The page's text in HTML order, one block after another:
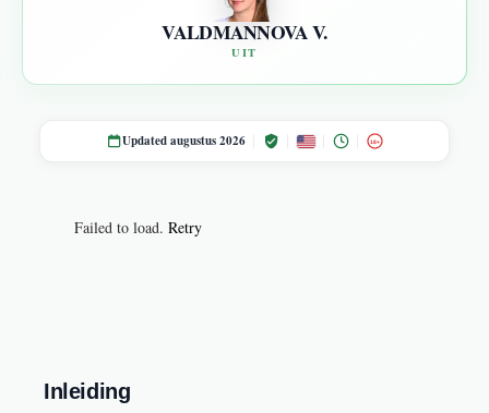
VALDMANNOVA V.
UIT
Updated augustus 2026 18+
Failed to load. Retry
Inleiding